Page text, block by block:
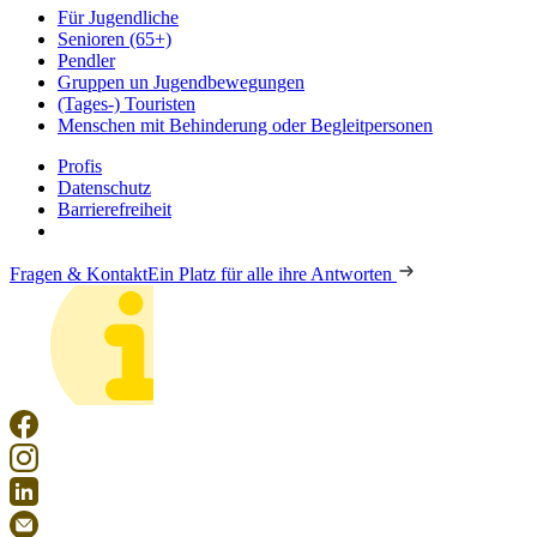
Für Jugendliche
Senioren (65+)
Pendler
Gruppen un Jugendbewegungen
(Tages-) Touristen
Menschen mit Behinderung oder Begleitpersonen
Profis
Datenschutz
Barrierefreiheit
Fragen & KontaktEin Platz für alle ihre Antworten